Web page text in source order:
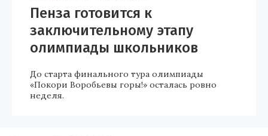
Пенза готовится к
заключительному этапу
олимпиады школьников
До старта финального тура олимпиады
«Покори Воробьевы горы!» осталась ровно
неделя.